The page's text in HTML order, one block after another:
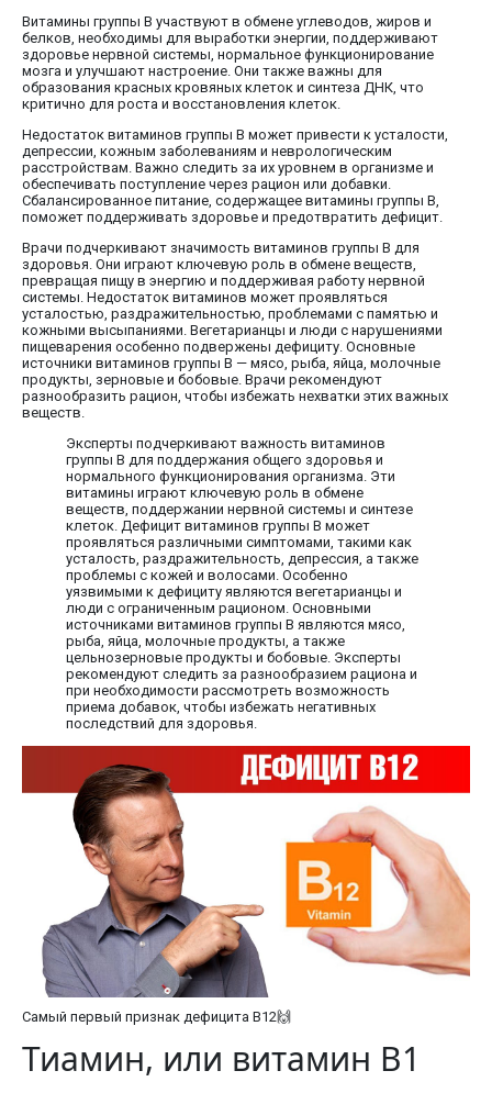
Витамины группы В участвуют в обмене углеводов, жиров и
белков, необходимы для выработки энергии, поддерживают
здоровье нервной системы, нормальное функционирование
мозга и улучшают настроение. Они также важны для
образования красных кровяных клеток и синтеза ДНК, что
критично для роста и восстановления клеток.
Недостаток витаминов группы В может привести к усталости,
депрессии, кожным заболеваниям и неврологическим
расстройствам. Важно следить за их уровнем в организме и
обеспечивать поступление через рацион или добавки.
Сбалансированное питание, содержащее витамины группы В,
поможет поддерживать здоровье и предотвратить дефицит.
Врачи подчеркивают значимость витаминов группы В для
здоровья. Они играют ключевую роль в обмене веществ,
превращая пищу в энергию и поддерживая работу нервной
системы. Недостаток витаминов может проявляться
усталостью, раздражительностью, проблемами с памятью и
кожными высыпаниями. Вегетарианцы и люди с нарушениями
пищеварения особенно подвержены дефициту. Основные
источники витаминов группы В — мясо, рыба, яйца, молочные
продукты, зерновые и бобовые. Врачи рекомендуют
разнообразить рацион, чтобы избежать нехватки этих важных
веществ.
Эксперты подчеркивают важность витаминов
группы В для поддержания общего здоровья и
нормального функционирования организма. Эти
витамины играют ключевую роль в обмене
веществ, поддержании нервной системы и синтезе
клеток. Дефицит витаминов группы В может
проявляться различными симптомами, такими как
усталость, раздражительность, депрессия, а также
проблемы с кожей и волосами. Особенно
уязвимыми к дефициту являются вегетарианцы и
люди с ограниченным рационом. Основными
источниками витаминов группы В являются мясо,
рыба, яйца, молочные продукты, а также
цельнозерновые продукты и бобовые. Эксперты
рекомендуют следить за разнообразием рациона и
при необходимости рассмотреть возможность
приема добавок, чтобы избежать негативных
последствий для здоровья.
Самый первый признак дефицита В12🙌
Тиамин, или витамин В1